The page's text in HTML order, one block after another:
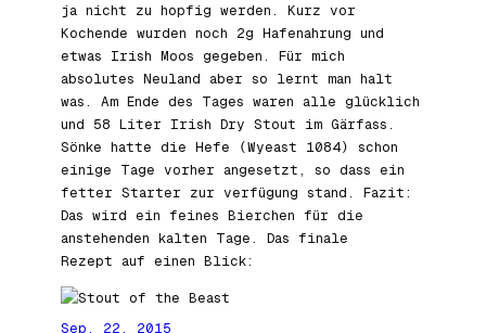
ja nicht zu hopfig werden. Kurz vor
Kochende wurden noch 2g Hafenahrung und
etwas Irish Moos gegeben. Für mich
absolutes Neuland aber so lernt man halt
was. Am Ende des Tages waren alle glücklich
und 58 Liter Irish Dry Stout im Gärfass.
Sönke hatte die Hefe (Wyeast 1084) schon
einige Tage vorher angesetzt, so dass ein
fetter Starter zur verfügung stand. Fazit:
Das wird ein feines Bierchen für die
anstehenden kalten Tage. Das finale
Rezept auf einen Blick:
Sep. 22, 2015